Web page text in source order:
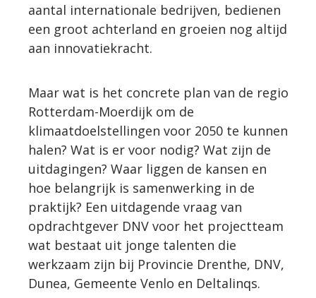
CONTACT
aantal internationale bedrijven, bedienen
een groot achterland en groeien nog altijd
aan innovatiekracht.
Maar wat is het concrete plan van de regio
Rotterdam-Moerdijk om de
klimaatdoelstellingen voor 2050 te kunnen
halen? Wat is er voor nodig? Wat zijn de
uitdagingen? Waar liggen de kansen en
hoe belangrijk is samenwerking in de
praktijk? Een uitdagende vraag van
opdrachtgever DNV voor het projectteam
wat bestaat uit jonge talenten die
werkzaam zijn bij Provincie Drenthe, DNV,
Dunea, Gemeente Venlo en Deltalinqs.